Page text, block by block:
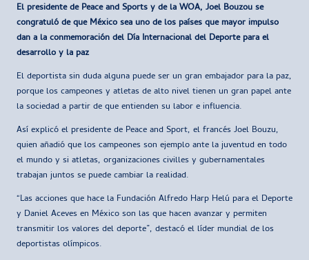
El presidente de Peace and Sports y de la WOA, Joel Bouzou se
congratuló de que México sea uno de los países que mayor impulso
dan a la conmemoración del Día Internacional del Deporte para el
desarrollo y la paz
El deportista sin duda alguna puede ser un gran embajador para la paz,
porque los campeones y atletas de alto nivel tienen un gran papel ante
la sociedad a partir de que entienden su labor e influencia.
Así explicó el presidente de Peace and Sport, el francés Joel Bouzu,
quien añadió que los campeones son ejemplo ante la juventud en todo
el mundo y si atletas, organizaciones civilles y gubernamentales
trabajan juntos se puede cambiar la realidad.
“Las acciones que hace la Fundación Alfredo Harp Helú para el Deporte
y Daniel Aceves en México son las que hacen avanzar y permiten
transmitir los valores del deporte”, destacó el líder mundial de los
deportistas olímpicos.